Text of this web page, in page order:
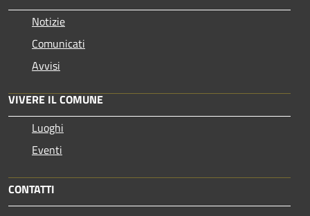
Notizie
Comunicati
Avvisi
VIVERE IL COMUNE
Luoghi
Eventi
CONTATTI